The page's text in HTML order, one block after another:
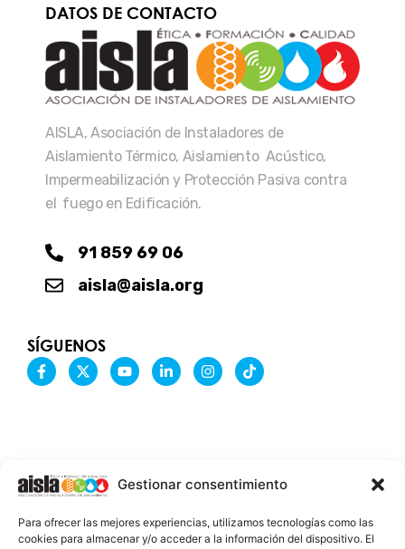
Gestionar consentimiento
Para ofrecer las mejores experiencias, utilizamos tecnologías como las
cookies para almacenar y/o acceder a la información del dispositivo. El
DATOS DE CONTACTO
AISLA, Asociación de Instaladores de
Aislamiento Térmico, Aislamiento Acústico,
Impermeabilización y Protección Pasiva contra
el fuego en Edificación.
91 859 69 06
aisla@aisla.org
SÍGUENOS
F
a
-
f
X
-
r
Y
o
L
i
-
i
I
n
m
T
i
AVISO LEGAL